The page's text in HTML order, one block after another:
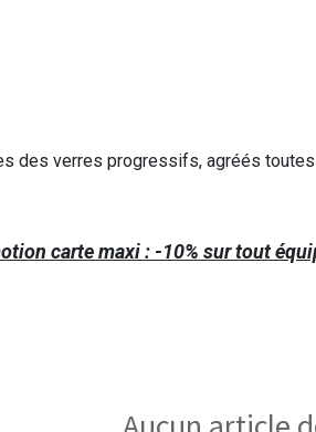
des verres progressifs, agréés
carte maxi : -10% sur tout